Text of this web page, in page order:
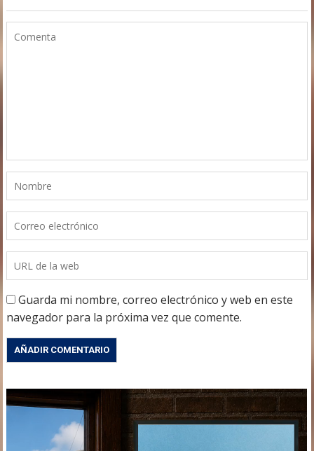
Guarda mi nombre, correo electrónico y web en este
navegador para la próxima vez que comente.